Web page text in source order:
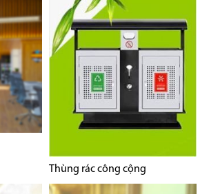
Thùng rác công cộng